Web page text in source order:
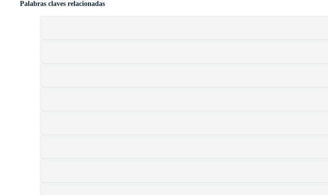
Palabras claves relacionadas